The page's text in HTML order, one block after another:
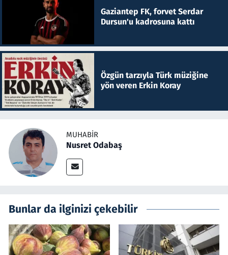
Gaziantep FK, forvet Serdar
Dursun'u kadrosuna kattı
Özgün tarzıyla Türk müziğine
yön veren Erkin Koray
MUHABIR
Nusret Odabaş
Bunlar da ilginizi çekebilir